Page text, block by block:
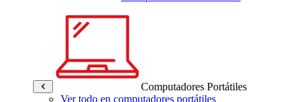
Computadores Portátiles
Ver todo en computadores portátiles